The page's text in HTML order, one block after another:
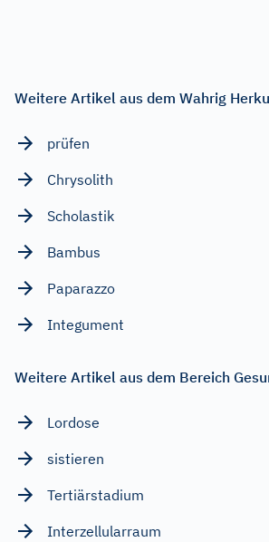
Weitere Artikel aus dem Wahrig
prüfen
Chrysolith
Scholastik
Bambus
Paparazzo
Integument
Weitere Artikel aus dem Bereich
Lordose
sistieren
Tertiärstadium
Interzellularraum